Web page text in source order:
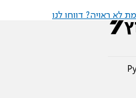
לא ראויה? דווחו לנו